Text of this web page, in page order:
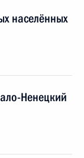
населённых
Ненецкий